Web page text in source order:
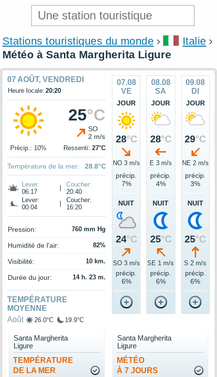
Stations touristiques du monde
Italie
Météo à Santa Margherita Ligure
07 AOÛT, VENDREDI
Heure locale: 20:20
25°C
SO
2 m/s
Précip.: 10% Ressenti: 27°C
Température de la mer: 28.8°C
Lever:
06:17
Coucher:
20:40
Lever:
00:04
Coucher:
16:20
Pression: 760 mm Hg
Humidité de l'air: 82%
Visibilité: 10 km.
Durée du jour: 14 h. 23 m.
TEMPÉRATURE
MOYENNE
Août
26.0°C 19.9°C
07.08
VE
JOUR
28°C
NO 3 m/s
précip.
7%
NUIT
24°C
SO 3 m/s
précip.
6%
08.08
SA
JOUR
28°C
E 3 m/s
précip.
4%
NUIT
25°C
SE 1 m/s
précip.
6%
09.08
DI
JOUR
29°C
NE 2 m/s
précip.
3%
NUIT
25°C
S 2 m/s
précip.
6%
TEMPÉRATURE
DE LA MER
Santa Margherita
Ligure
MÉTÉO
À 7 JOURS
Santa Margherita
Ligure